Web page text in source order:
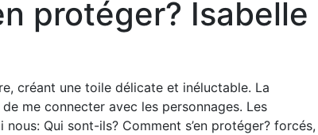
protéger? Isabelle
créant une toile délicate et inéluctable. La
me connecter avec les personnages. Les
Qui sont-ils? Comment s’en protéger? forcés,